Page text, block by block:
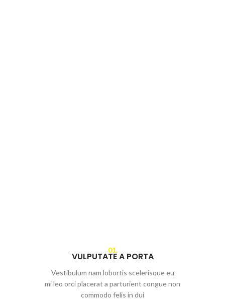
01.
VULPUTATE A PORTA
Vestibulum nam lobortis scelerisque eu
mi leo orci placerat a parturient congue non
commodo felis in dui